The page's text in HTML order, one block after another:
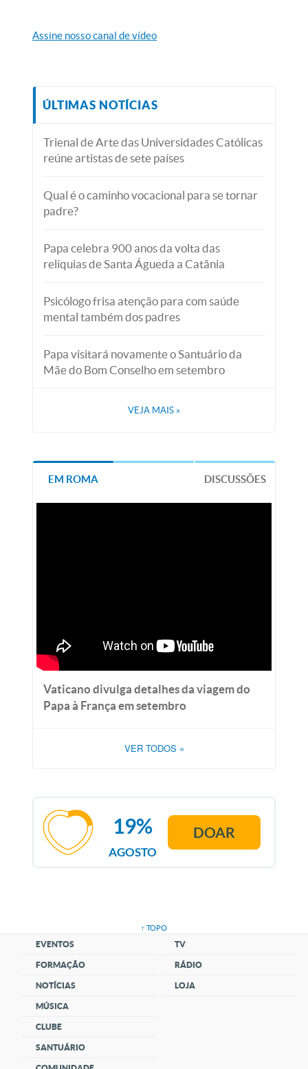
Assine nosso canal de vídeo
ÚLTIMAS NOTÍCIAS
Trienal de Arte das Universidades Católicas
reúne artistas de sete países
Qual é o caminho vocacional para se tornar
padre?
Papa celebra 900 anos da volta das
relíquias de Santa Águeda a Catânia
Psicólogo frisa atenção para com saúde
mental também dos padres
Papa visitará novamente o Santuário da
Mãe do Bom Conselho em setembro
VEJA MAIS »
EM ROMA DISCUSSÕES
Vaticano divulga detalhes da viagem do
Papa à França em setembro
VER TODOS »
AGOSTO
19% DOAR
↑ TOPO
EVENTOS
FORMAÇÃO
NOTÍCIAS
MÚSICA
CLUBE
SANTUÁRIO
TV
RÁDIO
LOJA